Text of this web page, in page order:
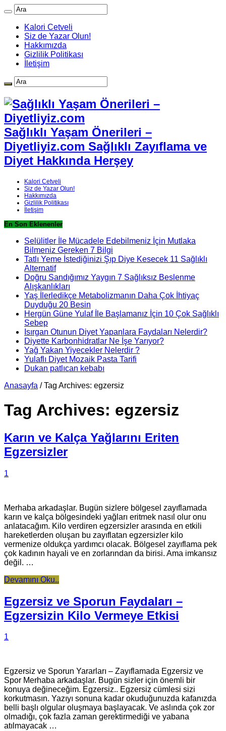
Kalori Cetveli
Siz de Yazar Olun!
Hakkımızda
Gizlilik Politikası
İletişim
Sağlıklı Yaşam Önerileri –
Diyetliyiz.com Sağlıklı Zayıflama ve
Diyet Hakkında Herşey
Kalori Cetveli
Siz de Yazar Olun!
Hakkımızda
Gizlilik Politikası
İletişim
En Son Eklenenler
Selülitler İle Mücadele Edebilmeniz İçin Mutlaka
Bilmeniz Gereken 7 Bilgi
Tatlı Yeme İstediğinizi Şıp Diye Kesecek 11 Sağlıklı
Alternatif
Doğru Sandığımız Yaygın 7 Sağlıksız Beslenme
Alışkanlıkları
Yaş İlerledikçe Metabolizmanın Daha Çok İhtiyaç
Duyduğu 20 Besin
Hergün Güne Yulaf İle Başlamanız İçin 10 Çok Sağlıklı
Sebep
Isırgan Otunun Diyet Yapanlara Faydaları Nelerdir?
Diyette Karbonhidratlar Ne İşe Yarıyor?
Yağ Yakan Yiyecekler Nelerdir ?
Yulaflı Diyet Mozaik Pasta Tarifi
Dukan patlıcan kebabı
Anasayfa / Tag Archives: egzersiz
Tag Archives: egzersiz
Karın ve Kalça Yağlarını Eriten
Egzersizler
1
Merhaba arkadaşlar. Bugün sizlere bölgesel zayıflamada
karın ve kalça bölgesindeki yağları eritmek nasıl olur onu
anlatacağım. Kilo verdiren egzersizler arasında en etkili
hareketlerden oluşan bu zayıflatan egzersizler kilo
vermenize oldukça yardımcı olacak. Bölgesel zayıflama pek
çok kadının hayali ve en zorlarından da birisi. Ama imkansız
değil. …
Devamını Oku..
Egzersiz ve Sporun Faydaları –
Egzersizin Kilo Vermeye Etkisi
1
Egzersiz ve Sporun Yararları – Zayıflamada Egzersiz ve
Spor Merhaba arkadaşlar. Bugün sizler için önemli bir
konuya değineceğim. Egzersiz.. Egzersiz cümlesi sizi
korkutmasın. Yazıyı sonuna kadar okuduğunuzda kafanızda
belli başlı olgular oluşmaya başlayacak. Ve aslında çok zor
olmadığı, çok fazla zaman gerektirmediği ve yabana
atılmayacak …